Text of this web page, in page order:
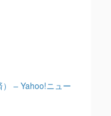
– Yahoo!ニュー